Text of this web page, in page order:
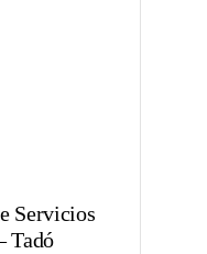
Servicios
Tadó